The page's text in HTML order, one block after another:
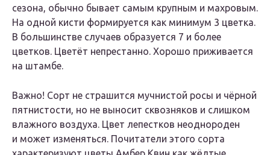
сезона, обычно бывает самым крупным и махровым.
На одной кисти формируется как минимум 3 цветка.
В большинстве случаев образуется 7 и более
цветков. Цветёт непрестанно. Хорошо приживается
на штамбе.
Важно! Сорт не страшится мучнистой росы и чёрной
пятнистости, но не выносит сквозняков и слишком
влажного воздуха. Цвет лепестков неоднороден
и может изменяться. Почитатели этого сорта